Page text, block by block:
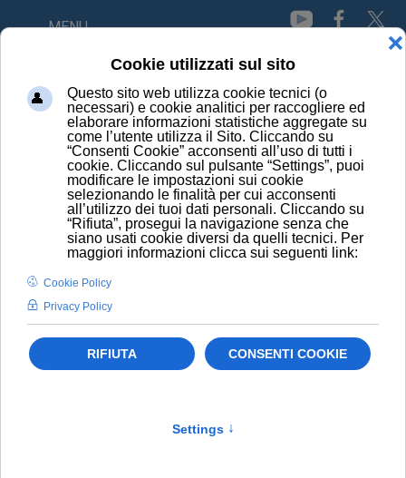
MENU
OBESITÀ UNDER 30: RISCHIO MORTE PRECOCE +70%